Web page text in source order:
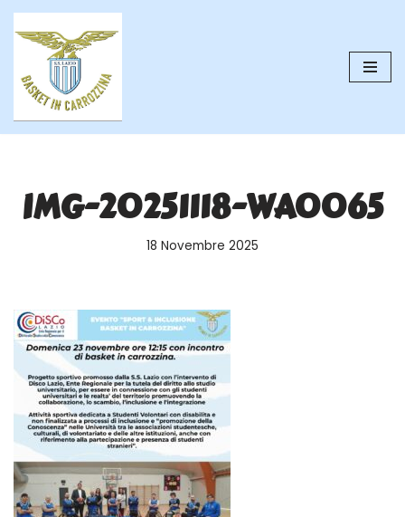
contenuto
IMG-20251118-WA0065
18 Novembre 2025